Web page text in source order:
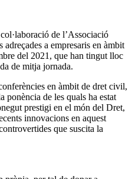
de l’Associació
a empresaris en àmbit
del 2021, que han tingut lloc
de mitja jornada.
en àmbit de dret civil,
ponència de les quals ha estat
prestigi en el món del Dret,
innovacions en aquest
que suscita la